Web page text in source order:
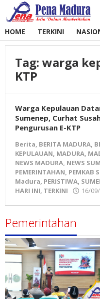
Lewati
ke
HOME TERKINI
Tag: warga
KTP
Warga Kepulauan
Sumenep, Curhat
Pengurusan E-KTP
Berita, BERITA MADURA,
KEPULAUAN, MADURA,
NEWS MADURA, NEWS
PEMERINTAHAN, PEMKAB
Madura, PERISTIWA,
HARI INI, TERKINI 16/
Pemerintahan